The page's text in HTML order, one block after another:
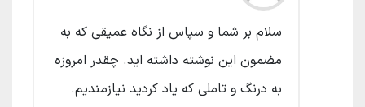
سلام بر شما و سپاس از نگاه عمیقی که به
مضمون این نوشته داشته اید. چقدر امروزه
به درنگ و تاملی که یاد کردید نیازمندیم.